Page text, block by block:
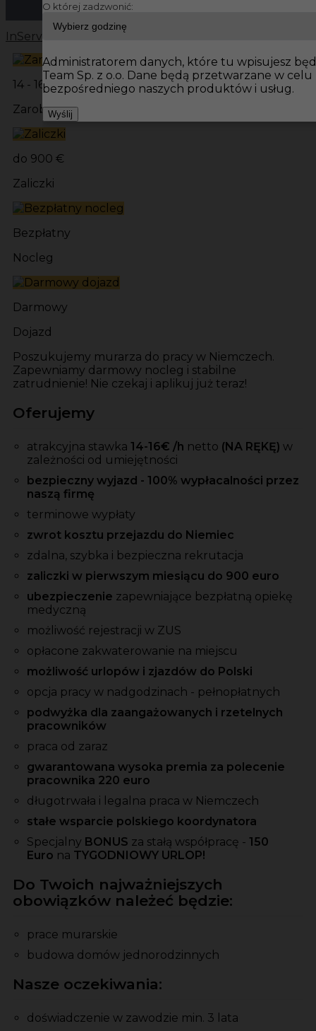
InServ Prace budowlane Niemcy
14 - 16 € / h
Zarobki
do 900 €
Zaliczki
Bezpłatny
Nocleg
Darmowy
Dojazd
Poszukujemy murarza do pracy w Niemczech.
Zapewniamy darmowy nocleg i stabilne
zatrudnienie! Nie czekaj i aplikuj już teraz!
Oferujemy
atrakcyjna stawka 14-16€ /h netto (NA RĘKĘ) w
zależności od umiejętności
bezpieczny wyjazd - 100% wypłacalności przez
naszą firmę
terminowe wypłaty
zwrot kosztu przejazdu do Niemiec
zdalna, szybka i bezpieczna rekrutacja
zaliczki w pierwszym miesiącu do 900 euro
ubezpieczenie zapewniające bezpłatną opiekę
medyczną
możliwość rejestracji w ZUS
opłacone zakwaterowanie na miejscu
możliwość urlopów i zjazdów do Polski
opcja pracy w nadgodzinach - pełnopłatnych
podwyżka dla zaangażowanych i rzetelnych
pracowników
praca od zaraz
gwarantowana wysoka premia za polecenie
pracownika 220 euro
długotrwała i legalna praca w Niemczech
stałe wsparcie polskiego koordynatora
Specjalny BONUS za stałą współpracę - 150
Euro na TYGODNIOWY URLOP!
Do Twoich najważniejszych
obowiązków należeć będzie:
prace murarskie
budowa domów jednorodzinnych
Nasze oczekiwania:
doświadczenie w zawodzie min. 3 lata
O której zadzwonić:
Administratorem danych, które tu wpisujesz
Team Sp. z o.o. Dane będą przetwarzane w
bezpośredniego naszych produktów i usług.
Wyślij